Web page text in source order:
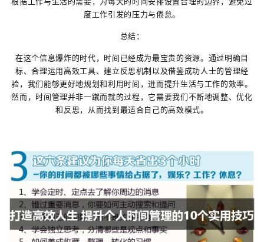
度工作引发的压力与倦怠。
总结：
在这个信息爆炸的时代，时间已经成为最宝贵的资源。通过明确目
标、合理运用高效工具、建立反思机制以及借鉴成功人士的管理经
验，我们能够更好地规划和利用时间，进而提升生活与工作的效率。
然而，时间管理并非一蹴而就的过程，它需要我们不断地调整、优化
和反思，从而找到最适合自己的高效模式。